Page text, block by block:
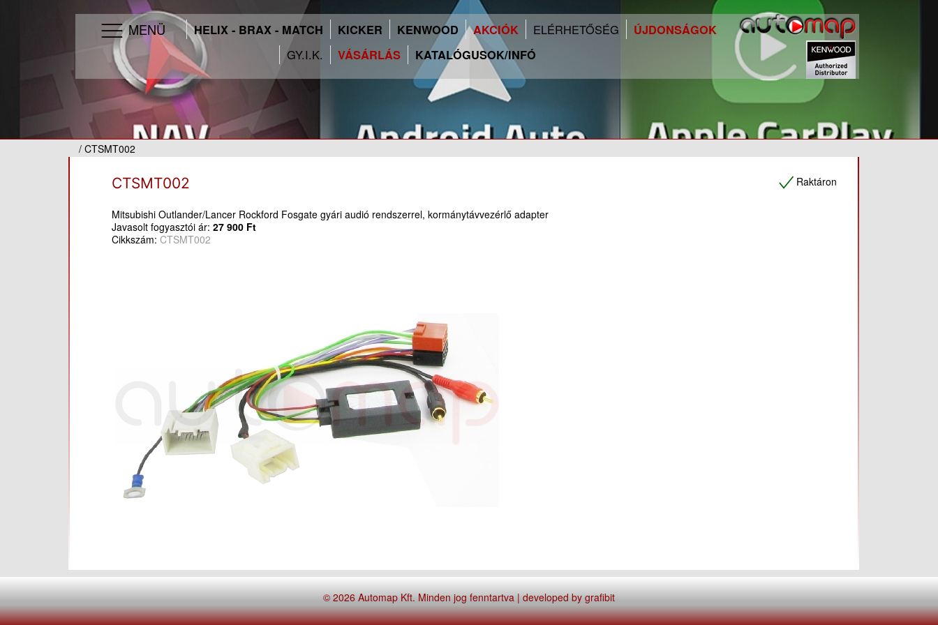
MENÜ HELIX - BRAX - MATCH KICKER KENWOOD AKCIÓK ELÉRHETŐSÉG ÚJDONSÁGOK
GY.I.K. VÁSÁRLÁS KATALÓGUSOK/INFÓ
/ CTSMT002
Raktáron
CTSMT002
Mitsubishi Outlander/Lancer Rockford Fosgate gyári audió rendszerrel, kormánytávvezérlő adapter
Javasolt fogyasztói ár:27 900 Ft
Cikkszám:CTSMT002
© 2026 Automap Kft. Minden jog fenntartva | developed bygrafibit